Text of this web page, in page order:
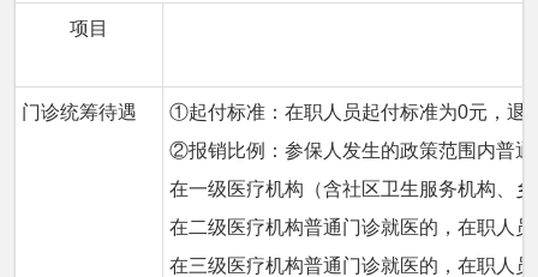
项目
门诊统筹待遇
①起付标准：在职人员起付标准为0元，退
②报销比例：参保人发生的政策范围内普
在一级医疗机构（含社区卫生服务机构
在二级医疗机构普通门诊就医的，在职
在三级医疗机构普通门诊就医的，在职人